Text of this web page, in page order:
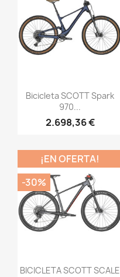
Vista rápida
Bicicleta SCOTT Spark
970...
2.698,36 €
Vista rápida
BICICLETA SCOTT SCALE
¡EN OFERTA!
-30%